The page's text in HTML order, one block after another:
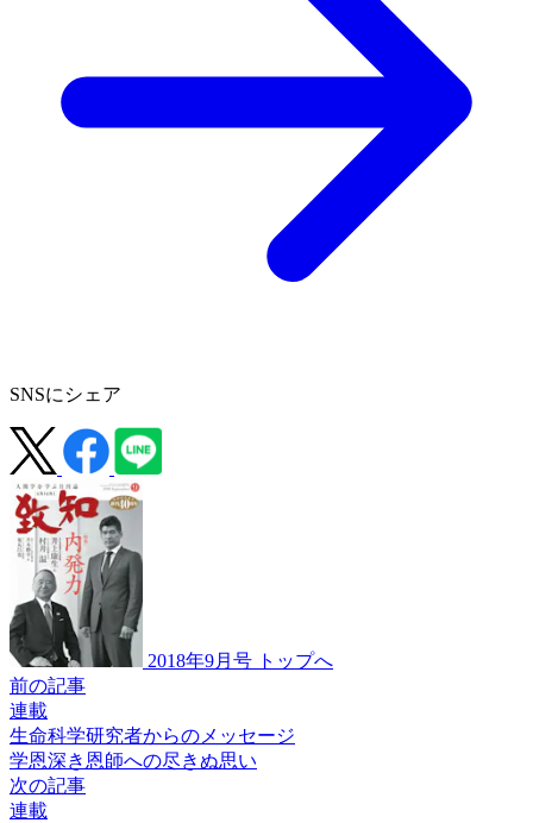
SNSにシェア
2018年9月号 トップへ
前の記事
連載
生命科学研究者からのメッセージ
学恩深き恩師への尽きぬ思い
次の記事
連載